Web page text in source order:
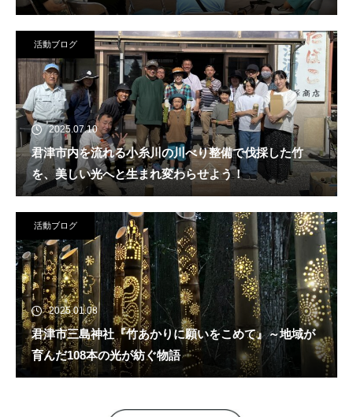
活動ブログ
2025.07.10
君津市内を流れる小糸川の川べり整備で伐採した竹
を、美しい光へと生まれ変わらせよう！
活動ブログ
2025.01.08
君津市三島神社『竹あかりに願いをこめて』～地域が
育んだ108本の光が紡ぐ物語